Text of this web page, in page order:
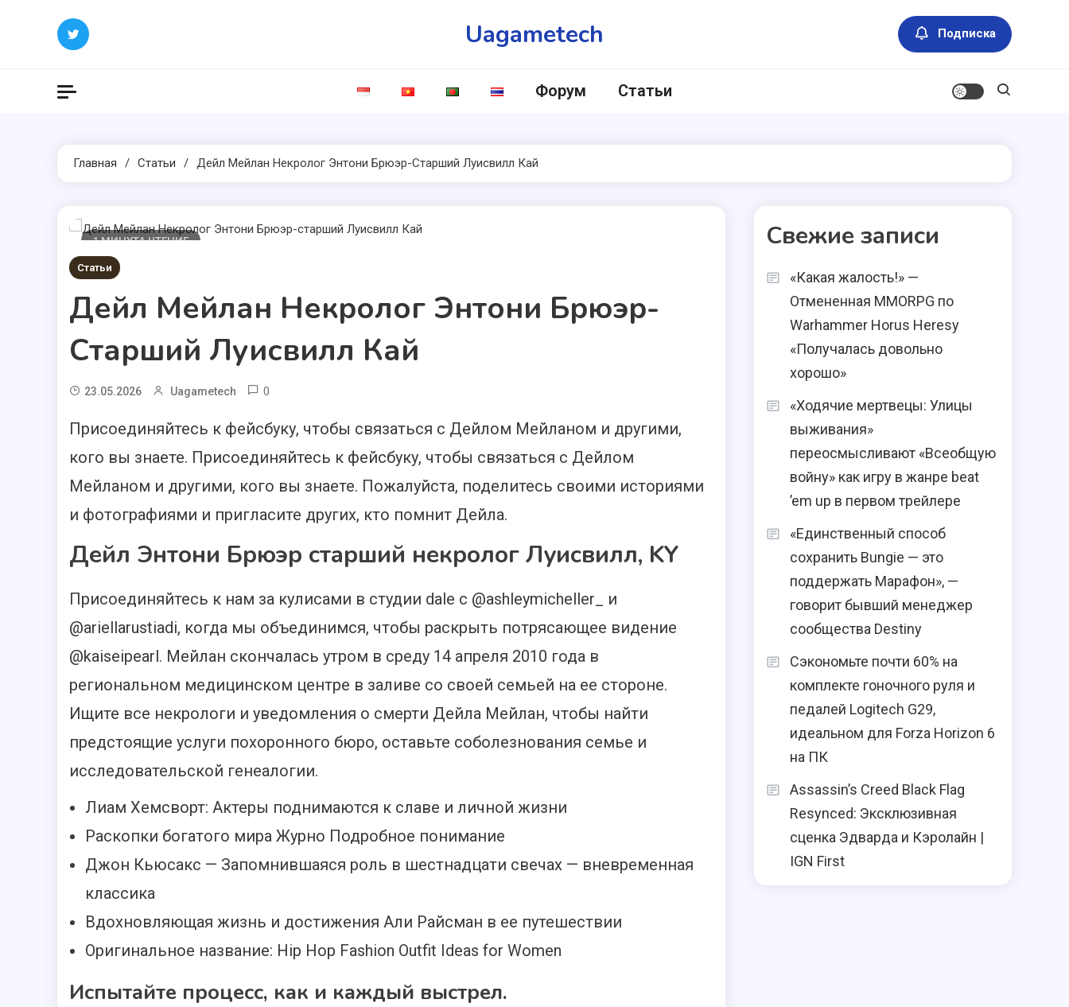
содержимому
Uagametech Подписка
Форум Статьи
Главная Статьи Дейл Мейлан Некролог Энтони Брюэр-Старший Луисвилл Кай
1 МИНУТА ЧТЕНИЕ
Статьи
Дейл Мейлан Некролог Энтони Брюэр-
Старший Луисвилл Кай
23.05.2026 Uagametech 0
Присоединяйтесь к фейсбуку, чтобы связаться с Дейлом Мейланом и другими,
кого вы знаете. Присоединяйтесь к фейсбуку, чтобы связаться с Дейлом
Мейланом и другими, кого вы знаете. Пожалуйста, поделитесь своими историями
и фотографиями и пригласите других, кто помнит Дейла.
Дейл Энтони Брюэр старший некролог Луисвилл, KY
Присоединяйтесь к нам за кулисами в студии dale с @ashleymicheller_ и
@ariellarustiadi, когда мы объединимся, чтобы раскрыть потрясающее видение
@kaiseipearl. Мейлан скончалась утром в среду 14 апреля 2010 года в
региональном медицинском центре в заливе со своей семьей на ее стороне.
Ищите все некрологи и уведомления о смерти Дейла Мейлан, чтобы найти
предстоящие услуги похоронного бюро, оставьте соболезнования семье и
исследовательской генеалогии.
Лиам Хемсворт: Актеры поднимаются к славе и личной жизни
Раскопки богатого мира Журно Подробное понимание
Джон Кьюсакс — Запомнившаяся роль в шестнадцати свечах — вневременная
классика
Вдохновляющая жизнь и достижения Али Райсман в ее путешествии
Оригинальное название: Hip Hop Fashion Outfit Ideas for Women
Испытайте процесс, как и каждый выстрел.
Свежие записи
«Какая жалость!» —
Отмененная MMORPG по
Warhammer Horus Heresy
«Получалась довольно
хорошо»
«Ходячие мертвецы: Улицы
выживания»
переосмысливают «Всеобщую
войну» как игру в жанре beat
’em up в первом трейлере
«Единственный способ
сохранить Bungie — это
поддержать Марафон», —
говорит бывший менеджер
сообщества Destiny
Сэкономьте почти 60% на
комплекте гоночного руля и
педалей Logitech G29,
идеальном для Forza Horizon 6
на ПК
Assassin’s Creed Black Flag
Resynced: Эксклюзивная
сценка Эдварда и Кэролайн |
IGN First